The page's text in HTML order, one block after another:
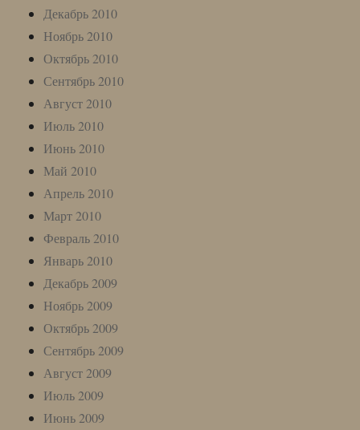
Декабрь 2010
Ноябрь 2010
Октябрь 2010
Сентябрь 2010
Август 2010
Июль 2010
Июнь 2010
Май 2010
Апрель 2010
Март 2010
Февраль 2010
Январь 2010
Декабрь 2009
Ноябрь 2009
Октябрь 2009
Сентябрь 2009
Август 2009
Июль 2009
Июнь 2009